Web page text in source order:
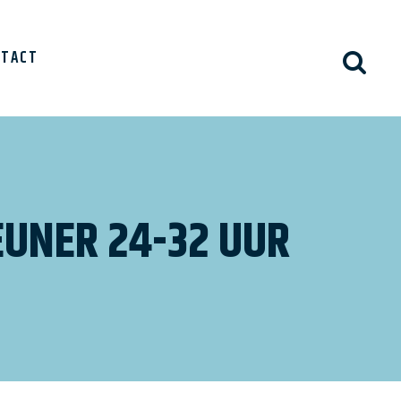
24-32 UUR